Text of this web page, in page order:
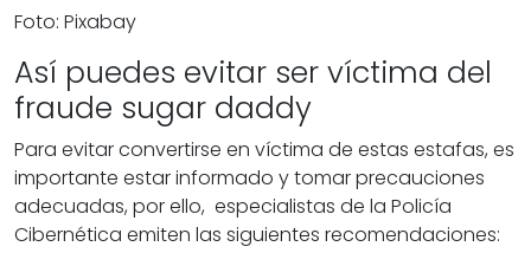
Foto: Pixabay
Así puedes evitar ser víctima del
fraude sugar daddy
Para evitar convertirse en víctima de estas estafas, es
importante estar informado y tomar precauciones
adecuadas, por ello, especialistas de la Policía
Cibernética emiten las siguientes recomendaciones: